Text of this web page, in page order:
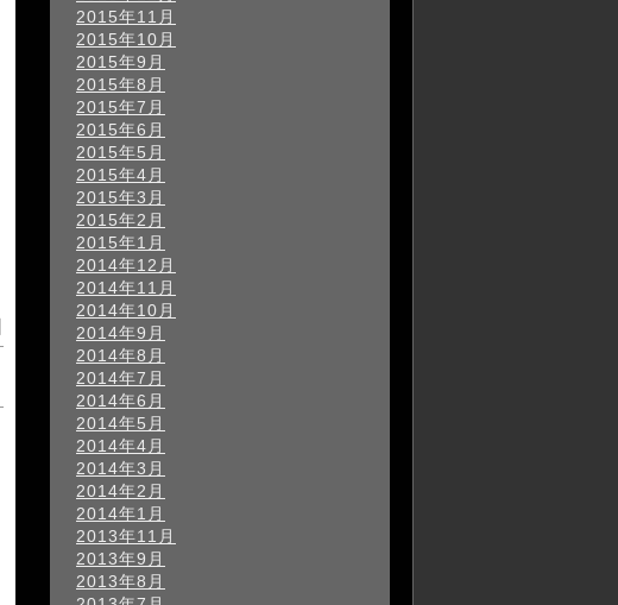
2015年11月
2015年10月
2015年9月
2015年8月
2015年7月
2015年6月
2015年5月
2015年4月
2015年3月
2015年2月
2015年1月
2014年12月
2014年11月
2014年10月
2014年9月
2014年8月
2014年7月
2014年6月
2014年5月
2014年4月
2014年3月
2014年2月
2014年1月
2013年11月
2013年9月
2013年8月